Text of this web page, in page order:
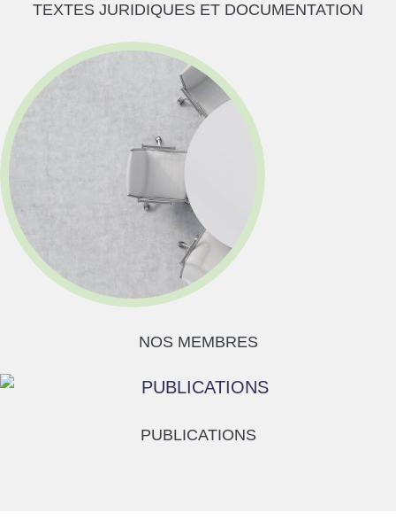
TEXTES JURIDIQUES ET DOCUMENTATION
NOS MEMBRES
PUBLICATIONS